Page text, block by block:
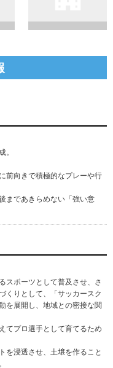
。
前向きで積極的なプレーや行
まであきらめない「強い意
スポーツとして普及させ、さ
くりとして、「サッカースク
を展開し、地域との密接な関
てプロ選手として育てるため
を浸透させ、土壌を作ること